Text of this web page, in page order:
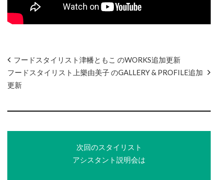
フードスタイリスト津幡ともこ のWORKS追加更新
フードスタイリスト上樂由美子 のGALLERY & PROFILE追加
更新
次回のスタイリスト
アシスタント説明会は